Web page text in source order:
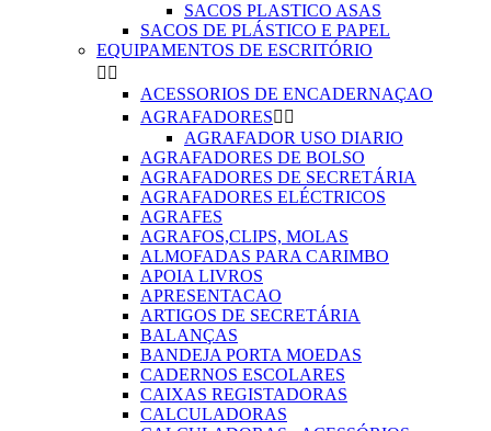
SACOS PLASTICO ASAS
SACOS DE PLÁSTICO E PAPEL
EQUIPAMENTOS DE ESCRITÓRIO
 
ACESSORIOS DE ENCADERNAÇAO
AGRAFADORES 
AGRAFADOR USO DIARIO
AGRAFADORES DE BOLSO
AGRAFADORES DE SECRETÁRIA
AGRAFADORES ELÉCTRICOS
AGRAFES
AGRAFOS,CLIPS, MOLAS
ALMOFADAS PARA CARIMBO
APOIA LIVROS
APRESENTACAO
ARTIGOS DE SECRETÁRIA
BALANÇAS
BANDEJA PORTA MOEDAS
CADERNOS ESCOLARES
CAIXAS REGISTADORAS
CALCULADORAS